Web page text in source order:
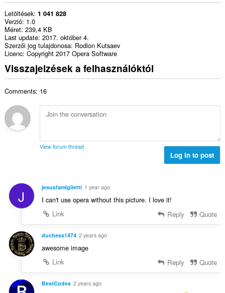
Letöltések 1 041 828
Verzió 1.0
Méret 239,4 KB
Last update 2017. október 4.
Szerzői jog tulajdonosa Rodion Kutsaev
Licenc Copyright 2017 Opera Software
Visszajelzések a felhasználóktól
Comments: 16
View forum thread
Log in to post
J jesusfamiglietti 1 year ago
I can't use opera without this picture. I love it!
Link
Reply Quote
duchess1474 2 years ago
awesome image
Link
Reply Quote
BestCodes 2 years ago